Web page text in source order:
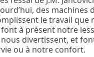
des
le travail
font à présent notre
divertissent, et
ou à notre confort.